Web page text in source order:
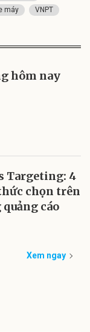
máy
VNPT
hôm nay
Targeting: 4
chọn trên
cáo
Xem ngay